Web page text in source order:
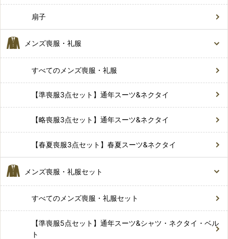
扇子
メンズ喪服・礼服
すべてのメンズ喪服・礼服
【準喪服3点セット】通年スーツ&ネクタイ
【略喪服3点セット】通年スーツ&ネクタイ
【春夏喪服3点セット】春夏スーツ&ネクタイ
メンズ喪服・礼服セット
すべてのメンズ喪服・礼服セット
【準喪服5点セット】通年スーツ&シャツ・ネクタイ・ベル
ト